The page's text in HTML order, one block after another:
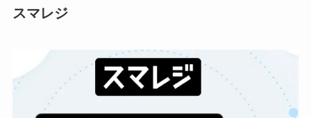
スマレジ